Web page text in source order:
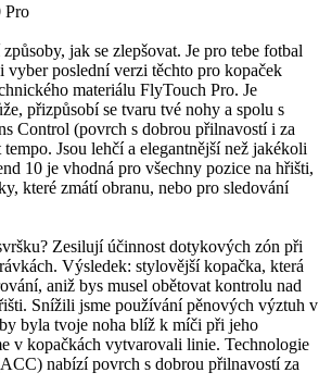
Pro
jak se zlepšovat. Je pro tebe fotbal
vyber poslední verzi těchto pro kopaček
materiálu FlyTouch Pro. Je
přizpůsobí se tvaru tvé nohy a spolu s
Control (povrch s dobrou přilnavostí i za
Jsou lehčí a elegantnější než jakékoli
10 je vhodná pro všechny pozice na hřišti,
které zmátí obranu, nebo pro sledování
Zesilují účinnost dotykových zón při
Výsledek: stylovější kopačka, která
aniž bys musel obětovat kontrolu nad
Snížili jsme používání pěnových výztuh v
byla tvoje noha blíž k míči při jeho
v kopačkách vytvarovali linie. Technologie
nabízí povrch s dobrou přilnavostí za